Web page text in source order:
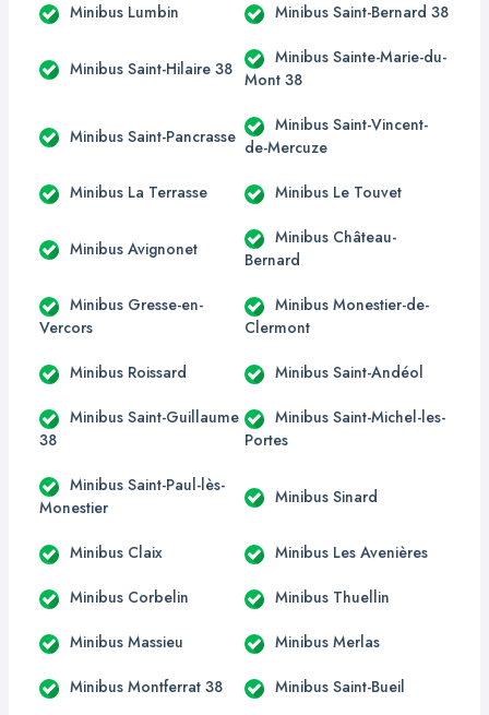
Minibus Lumbin Minibus Saint-Bernard 38
Minibus Saint-Hilaire 38
Minibus Sainte-Marie-du-
Mont 38
Minibus Saint-Pancrasse
Minibus Saint-Vincent-
de-Mercuze
Minibus La Terrasse Minibus Le Touvet
Minibus Avignonet
Minibus Château-
Bernard
Minibus Gresse-en-
Vercors
Minibus Monestier-de-
Clermont
Minibus Roissard Minibus Saint-Andéol
Minibus Saint-Guillaume
38
Minibus Saint-Michel-les-
Portes
Minibus Saint-Paul-lès-
Monestier
Minibus Sinard
Minibus Claix Minibus Les Avenières
Minibus Corbelin Minibus Thuellin
Minibus Massieu Minibus Merlas
Minibus Montferrat 38 Minibus Saint-Bueil